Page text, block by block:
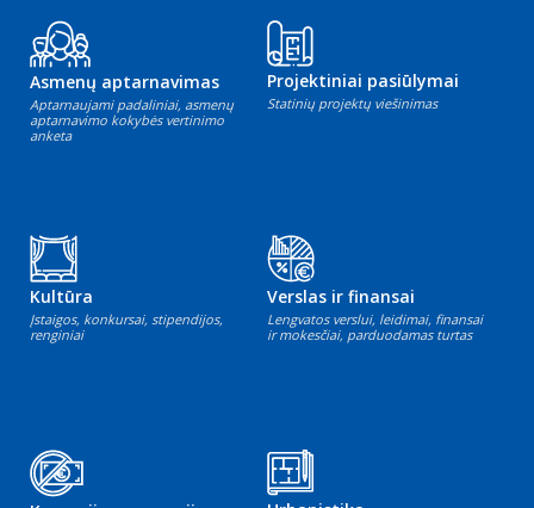
Asmenų aptarnavimas
Aptarnaujami padaliniai, asmenų
aptarnavimo kokybės vertinimo
anketa
Projektiniai pasiūlymai
Statinių projektų viešinimas
Kultūra
Įstaigos, konkursai, stipendijos,
renginiai
Verslas ir finansai
Lengvatos verslui, leidimai, finansai
ir mokesčiai, parduodamas turtas